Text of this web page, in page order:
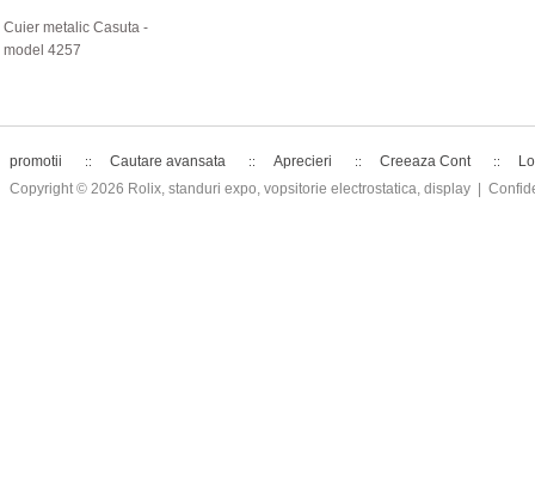
Cuier metalic Casuta -
model 4257
promotii Cautare avansata Aprecieri Creeaza Cont
Copyright © 2026 Rolix, standuri expo, vopsitorie electrostatica, display |